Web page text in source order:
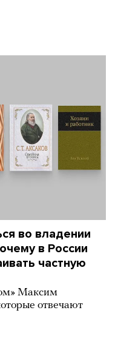
во владении
в России
частную
Максим
отвечают